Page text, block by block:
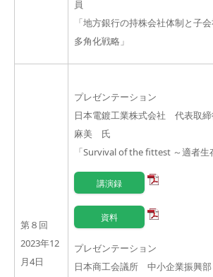
員
「地方銀行の持株会社体制と子
多角化戦略」
第８回
2023年12
月4日
プレゼンテーション
日本電鍍工業株式会社 代表取
麻美 氏
「Survival of the fittest ～適者生
講演録
資料
プレゼンテーション
日本商工会議所 中小企業振興